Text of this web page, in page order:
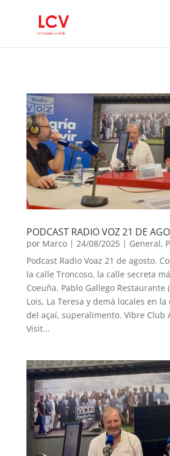
PODCAST RADIO VOZ 21 DE
por Marco| 24/08/2025| General,
Podcast Radio Voaz 21 de agosto.
la calle Troncoso, la calle secreta
Coeuña. Pablo Gallego Restaurante
Lois, La Teresa y demá locales en
del açaí, superalimento. Vibre Club
Visit...